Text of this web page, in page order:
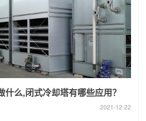
什么,闭式冷却塔有哪些应用？
2021-12-22